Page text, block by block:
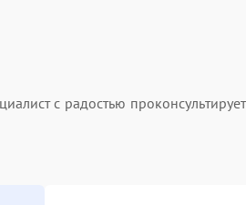
с радостью